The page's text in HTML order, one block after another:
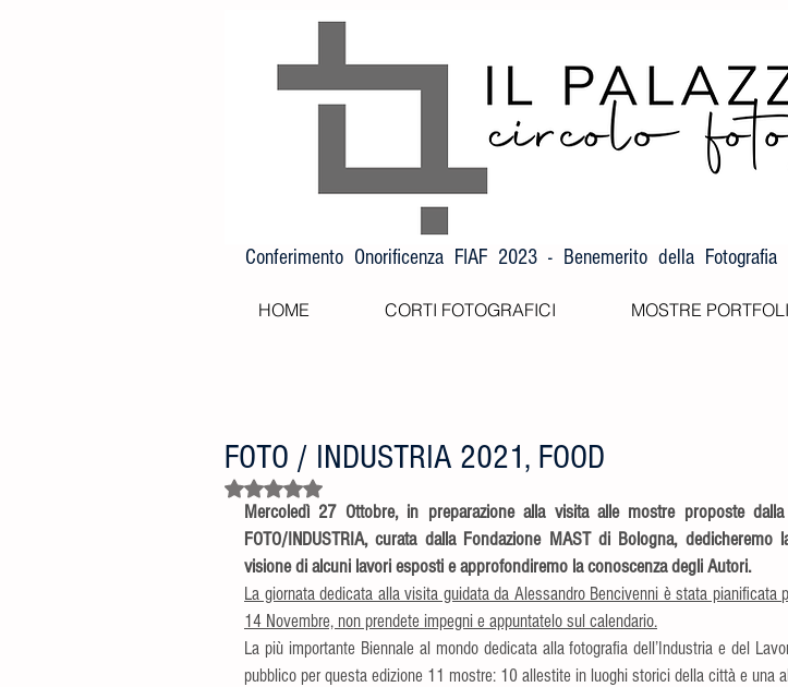
Conferimento Onorificenza FIAF 2023 - Benemerito della
HOME CORTI FOTOGRAFICI MOSTRE
FOTO / INDUSTRIA 2021, FOOD
Valutazione NaN stelle su 5.
Mercoledì 27 Ottobre, in preparazione alla visita alle mostre proposte
FOTO/INDUSTRIA, curata dalla Fondazione MAST di Bologna, dedicheremo
visione di alcuni lavori esposti e approfondiremo la conoscenza degli Autori.
La giornata dedicata alla visita guidata da Alessandro Bencivenni è stata pianificata
14 Novembre, non prendete impegni e appuntatelo sul calendario.
La più importante Biennale al mondo dedicata alla fotografia dell’Industria e del
pubblico per questa edizione 11 mostre: 10 allestite in luoghi storici della città e una